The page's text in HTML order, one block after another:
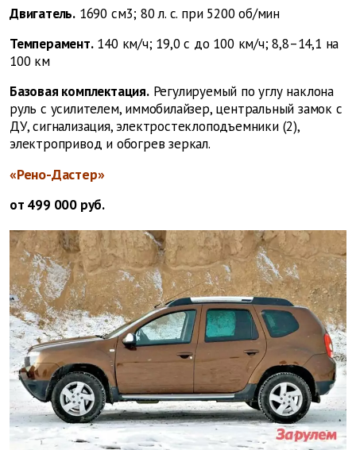
Двигатель. 1690 см3; 80 л. с. при 5200 об/мин
Темперамент.140 км/ч; 19,0 с до 100 км/ч; 8,8–14,1 на
100 км
Базовая комплектация.Регулируемый по углу наклона
руль с усилителем, иммобилайзер, центральный замок с
ДУ, сигнализация, электростеклоподъемники (2),
электропривод и обогрев зеркал.
«Рено-Дастер»
от 499 000 руб.